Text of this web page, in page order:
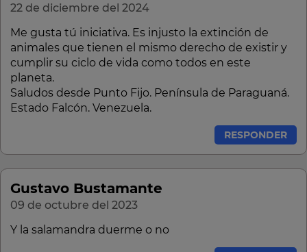
22 de diciembre del 2024
Me gusta tú iniciativa. Es injusto la extinción de
animales que tienen el mismo derecho de existir y
cumplir su ciclo de vida como todos en este
planeta.
Saludos desde Punto Fijo. Península de Paraguaná.
Estado Falcón. Venezuela.
RESPONDER
Gustavo Bustamante
09 de octubre del 2023
Y la salamandra duerme o no